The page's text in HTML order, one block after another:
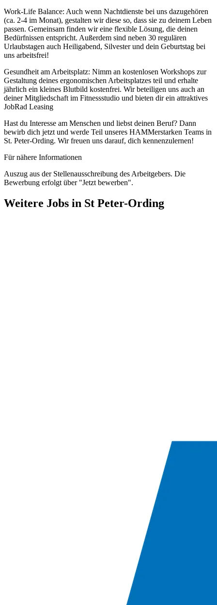
Work-Life Balance: Auch wenn Nachtdienste bei uns dazugehören
(ca. 2-4 im Monat), gestalten wir diese so, dass sie zu deinem Leben
passen. Gemeinsam finden wir eine flexible Lösung, die deinen
Bedürfnissen entspricht. Außerdem sind neben 30 regulären
Urlaubstagen auch Heiligabend, Silvester und dein Geburtstag bei
uns arbeitsfrei!
Gesundheit am Arbeitsplatz: Nimm an kostenlosen Workshops zur
Gestaltung deines ergonomischen Arbeitsplatzes teil und erhalte
jährlich ein kleines Blutbild kostenfrei. Wir beteiligen uns auch an
deiner Mitgliedschaft im Fitnessstudio und bieten dir ein attraktives
JobRad Leasing
Hast du Interesse am Menschen und liebst deinen Beruf? Dann
bewirb dich jetzt und werde Teil unseres HAMMerstarken Teams in
St. Peter-Ording. Wir freuen uns darauf, dich kennenzulernen!
Für nähere Informationen
Auszug aus der Stellenausschreibung des Arbeitgebers. Die
Bewerbung erfolgt über "Jetzt bewerben".
Weitere Jobs in St Peter-Ording